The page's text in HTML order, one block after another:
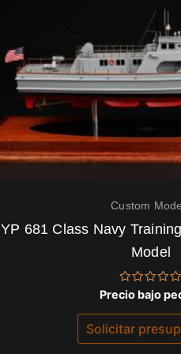
Custom
YP 681 Class Navy
Model
Valorado
con
0
de
5
Precio bajo
Solicitar